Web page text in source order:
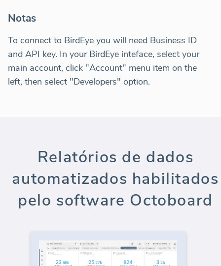
Notas
To connect to BirdEye you will need Business ID
and API key. In your BirdEye inteface, select your
main account, click "Account" menu item on the
left, then select "Developers" option.
Relatórios de dados
automatizados habilitados
pelo software Octoboard